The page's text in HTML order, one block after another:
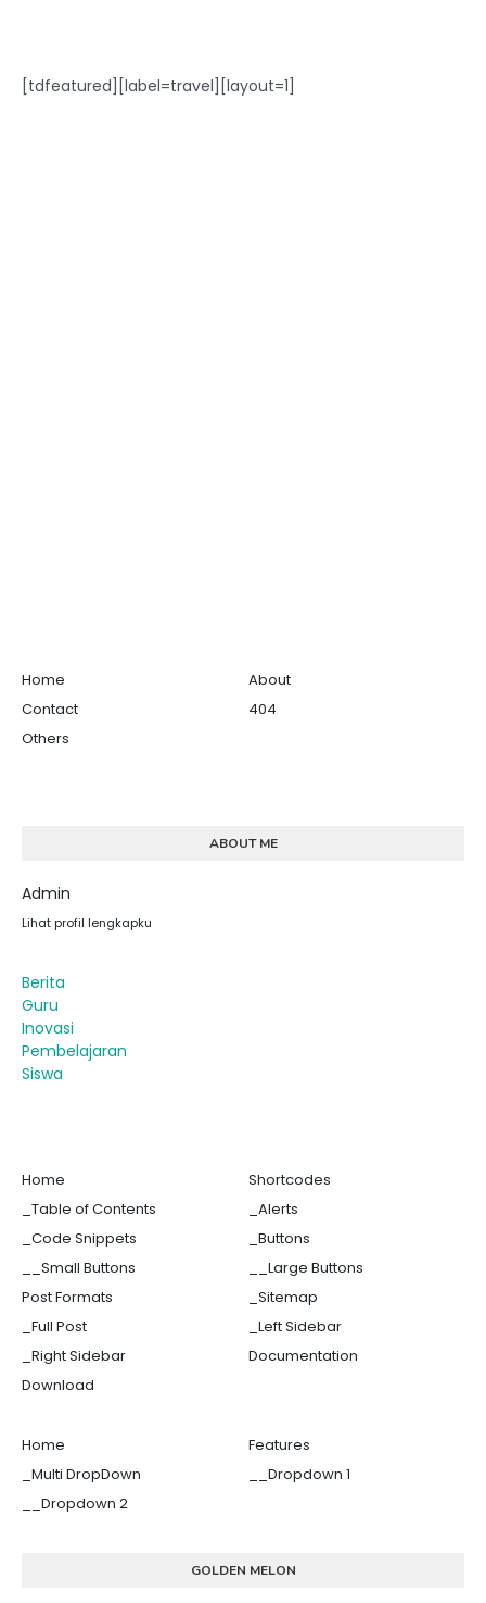
[tdfeatured][label=travel][layout=1]
Home
About
Contact
404
Others
ABOUT ME
Admin
Lihat profil lengkapku
Berita
Guru
Inovasi
Pembelajaran
Siswa
Home
Shortcodes
_Table of Contents
_Alerts
_Code Snippets
_Buttons
__Small Buttons
__Large Buttons
Post Formats
_Sitemap
_Full Post
_Left Sidebar
_Right Sidebar
Documentation
Download
Home
Features
_Multi DropDown
__Dropdown 1
__Dropdown 2
GOLDEN MELON